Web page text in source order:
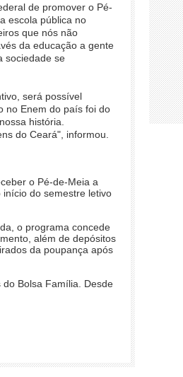
de promover o Pé-
escola pública no
que nós não
da educação a gente
sociedade se
será possível
no Enem do país foi do
história.
do Ceará", informou.
o Pé-de-Meia a
do semestre letivo
o programa concede
além de depósitos
da poupança após
Bolsa Família. Desde